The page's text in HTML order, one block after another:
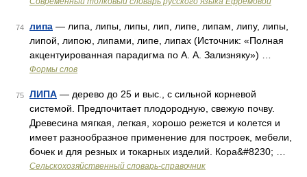
74 липа — липа, липы, липы, лип, липе, липам, липу, липы,
липой, липою, липами, липе, липах (Источник: «Полная
акцентуированная парадигма по А. А. Зализняку») …
Формы слов
75 ЛИПА — дерево до 25 и выс., с сильной корневой
системой. Предпочитает плодородную, свежую почву.
Древесина мягкая, легкая, хорошо режется и колется и
имеет разнообразное применение для построек, мебели,
бочек и для резных и токарных изделий. Кора&#8230; …
Сельскохозяйственный словарь-справочник